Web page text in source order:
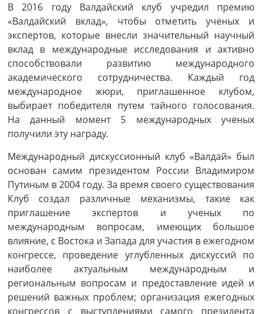
В 2016 году Валдайский клуб учредил премию
«Валдайский вклад», чтобы отметить ученых и
экспертов, которые внесли значительный научный
вклад в международные исследования и активно
способствовали развитию международного
академического сотрудничества. Каждый год
международное жюри, приглашенное клубом,
выбирает победителя путем тайного голосования.
На данный момент 5 международных ученых
получили эту награду.
Международный дискуссионный клуб «Валдай» был
основан самим президентом России Владимиром
Путиным в 2004 году. За время своего существования
Клуб создал различные механизмы, такие как
приглашение экспертов и ученых по
международным вопросам, имеющих большое
влияние, с Востока и Запада для участия в ежегодном
конгрессе, проведение углубленных дискуссий по
наиболее актуальным международным и
региональным вопросам и предоставление идей и
решений важных проблем; организация ежегодных
конгрессов с выступлениями самого президента